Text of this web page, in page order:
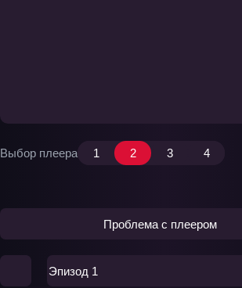
Выбор плеера 1 2 3 4
Проблема с плеером
Эпизод 1